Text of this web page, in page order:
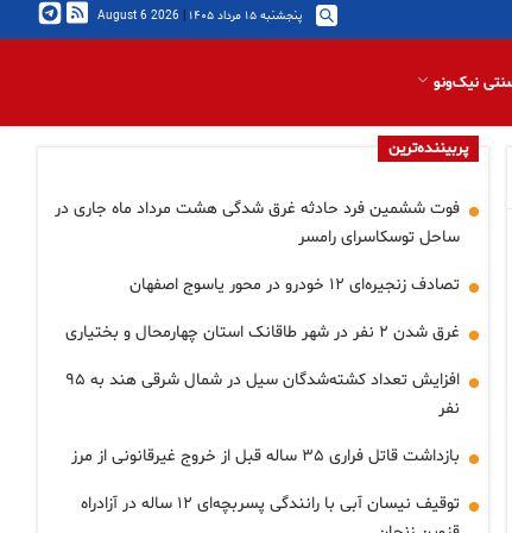
پنجشنبه ۱۵ مرداد ۱۴۰۵ |
2026 August 6
نیک‌ونو
پربیننده‌ترین
فوت ششمین فرد حادثه غرق شدگی هشت مرداد ماه جاری در
ساحل توسکاسرای رامسر
تصادف زنجیره‌ای ۱۲ خودرو در محور یاسوج اصفهان
غرق شدن ۲ نفر در شهر طاقانک استان چهارمحال و بختیاری
افزایش تعداد کشته‌شدگان سیل در شمال شرقی هند به ۹۵
نفر
بازداشت قاتل فراری ۳۵ ساله قبل از خروج غیرقانونی از مرز
توقیف نیسان آبی با رانندگی پسربچه‌ای ۱۲ ساله در آزادراه